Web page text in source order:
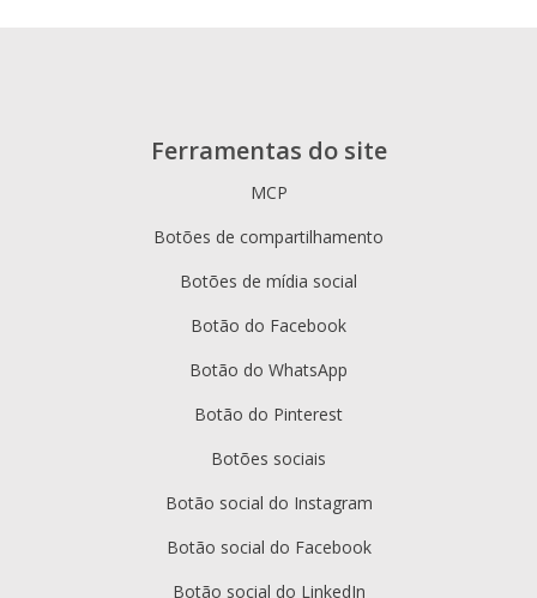
Ferramentas do site
MCP
Botões de compartilhamento
Botões de mídia social
Botão do Facebook
Botão do WhatsApp
Botão do Pinterest
Botões sociais
Botão social do Instagram
Botão social do Facebook
Botão social do LinkedIn